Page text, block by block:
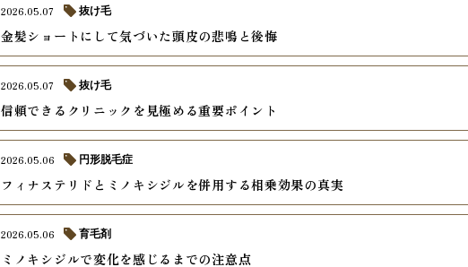
金髪ショートにして気づいた頭皮の悲鳴と後悔
2026.05.07 抜け毛
信頼できるクリニックを見極める重要ポイント
2026.05.07 抜け毛
フィナステリドとミノキシジルを併用する相乗効果の真実
2026.05.06 円形脱毛症
ミノキシジルで変化を感じるまでの注意点
2026.05.06 育毛剤